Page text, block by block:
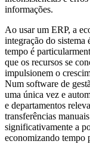
informações.
Ao usar um ERP, a
integração do sistema
tempo é
que os recursos se
impulsionem o
Num software de
uma única vez e
e departamentos
transferências
significativamente a
economizando tempo